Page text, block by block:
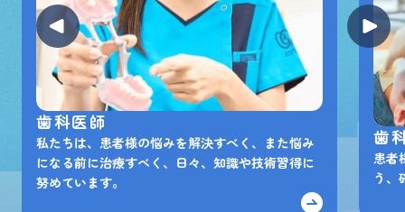
歯科医師
私たちは、患者様の悩みを解決すべく、また悩み
になる前に治療すべく、日々、知識や技術習得に
努めています。
歯
患者
う、